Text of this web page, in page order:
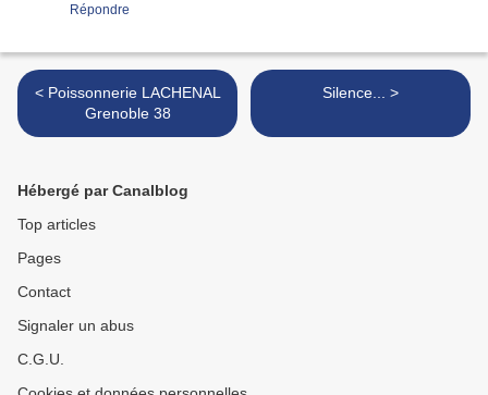
Répondre
< Poissonnerie LACHENAL
Grenoble 38
Silence... >
Hébergé par Canalblog
Top articles
Pages
Contact
Signaler un abus
C.G.U.